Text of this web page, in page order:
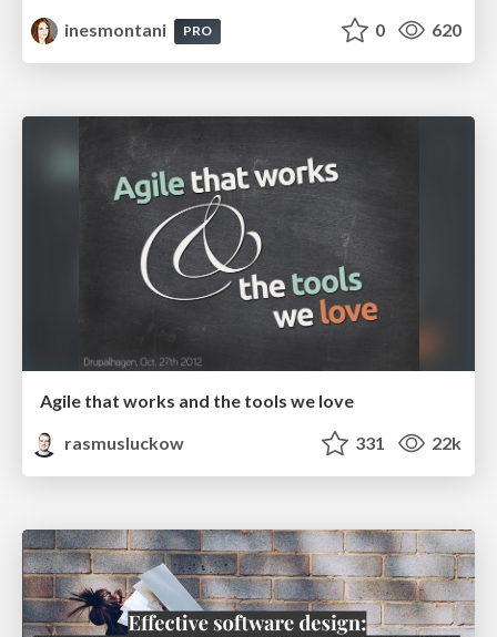
inesmontani
PRO 0 620
Agile that works and the tools we love
rasmusluckow
331 22k